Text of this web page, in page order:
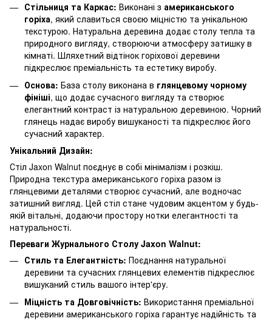
Стільниця та Каркас: Виконані з американського
горіха, який славиться своєю міцністю та унікальною
текстурою. Натуральна деревина додає столу тепла та
природного вигляду, створюючи атмосферу затишку в
кімнаті. Шляхетний відтінок горіхової деревини
підкреслює преміальність та естетику виробу.
Основа: База столу виконана в глянцевому чорному
фініші, що додає сучасного вигляду та створює
елегантний контраст із натуральною деревиною. Чорний
глянець надає виробу вишуканості та підкреслює його
сучасний характер.
Унікальний Дизайн:
Стіл Jaxon Walnut поєднує в собі мінімалізм і розкіш.
Природна текстура американського горіха разом із
глянцевими деталями створює сучасний, але водночас
затишний вигляд. Цей стіл стане чудовим акцентом у будь-
якій вітальні, додаючи простору нотки елегантності та
натуральності.
Переваги Журнального Столу Jaxon Walnut:
Стиль та Елегантність: Поєднання натуральної
деревини та сучасних глянцевих елементів підкреслює
вишуканий стиль вашого інтер'єру.
Міцність та Довговічність: Використання преміальної
деревини американського горіха гарантує надійність та